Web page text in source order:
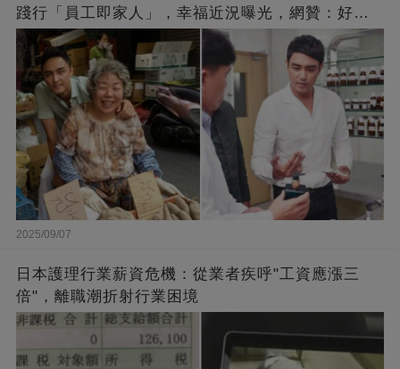
踐行「員工即家人」，幸福近況曝光，網贊：好老
闆的福報
2025/09/07
日本護理行業薪資危機：從業者疾呼"工資應漲三
倍"，離職潮折射行業困境